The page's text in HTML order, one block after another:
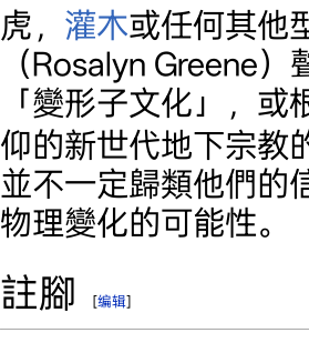
虎， 灌木或任何其他
（Rosalyn Greene
「變形子文化」，
仰的新世代地下宗教
並不一定歸類他們的
物理變化的可能性。
註腳 [编辑]